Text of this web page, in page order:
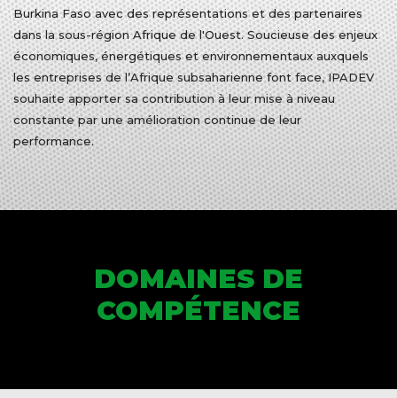
Burkina Faso avec des représentations et des partenaires
dans la sous-région Afrique de l'Ouest. Soucieuse des enjeux
économiques, énergétiques et environnementaux auxquels
les entreprises de l’Afrique subsaharienne font face, IPADEV
souhaite apporter sa contribution à leur mise à niveau
constante par une amélioration continue de leur
performance.
DOMAINES DE
COMPÉTENCE